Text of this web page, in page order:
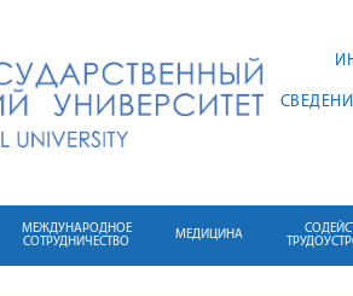
МЕЖДУНАРОДНОЕ
СОТРУДНИЧЕСТВО
МЕДИЦИНА